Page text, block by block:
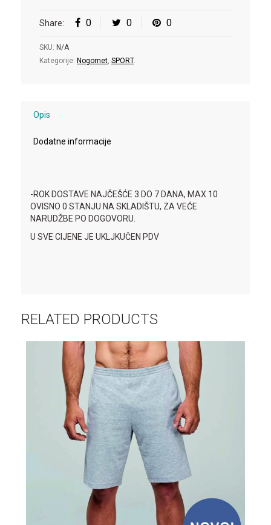
Share: 0 0 0
SKU: N/A
Kategorije: Nogomet, SPORT.
Opis
Dodatne informacije
-ROK DOSTAVE NAJČEŠĆE 3 DO 7 DANA, MAX 10
OVISNO 0 STANJU NA SKLADIŠTU, ZA VEĆE
NARUDŽBE PO DOGOVORU.
U SVE CIJENE JE UKLJKUČEN PDV
RELATED PRODUCTS